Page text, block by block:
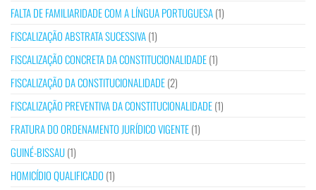
FALTA DE FAMILIARIDADE COM A LÍNGUA PORTUGUESA(1)
FISCALIZAÇÃO ABSTRATA SUCESSIVA(1)
FISCALIZAÇÃO CONCRETA DA CONSTITUCIONALIDADE(1)
FISCALIZAÇÃO DA CONSTITUCIONALIDADE(2)
FISCALIZAÇÃO PREVENTIVA DA CONSTITUCIONALIDADE(1)
FRATURA DO ORDENAMENTO JURÍDICO VIGENTE(1)
GUINÉ-BISSAU(1)
HOMICÍDIO QUALIFICADO (1)